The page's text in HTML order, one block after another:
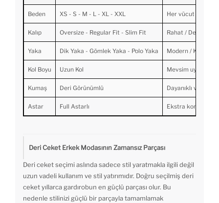
Beden XS - S - M - L - XL - XXL Her vücut tipine
Kalıp Oversize - Regular Fit - Slim Fit Rahat / Dengeli /
Yaka Dik Yaka - Gömlek Yaka - Polo Yaka Modern / Klasik /
Kol Boyu Uzun Kol Mevsim uyumu
Kumaş Deri Görünümlü Dayanıklı ve şık
Astar Full Astarlı Ekstra konfor ve
Deri Ceket Erkek Modasının Zamansız Parçası
Deri ceket seçimi aslında sadece stil yaratmakla ilgili değil
uzun vadeli kullanım ve stil yatırımıdır. Doğru seçilmiş deri
ceket yıllarca gardırobun en güçlü parçası olur. Bu
nedenle stilinizi güçlü bir parçayla tamamlamak